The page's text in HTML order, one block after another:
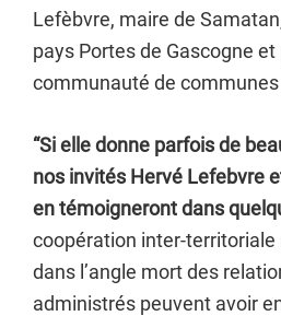
Lefèbvre, maire de
pays Portes de Gascogne
communauté de communes
“Si elle donne parfois de
nos invités Hervé Lefebvre
en témoigneront dans
coopération inter-territoriale
dans l’angle mort des
administrés peuvent avoir